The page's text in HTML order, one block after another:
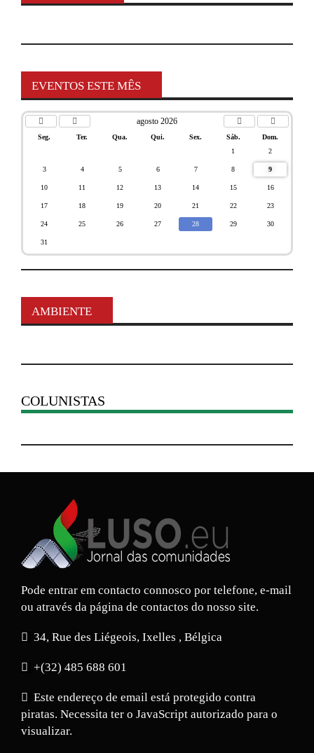
EVENTOS ESTE MÊS
agosto 2026
Seg. Ter. Qua. Qui. Sex. Sáb.
Dom.
1
2
3 4 5 6 7 8 9
10 11 12 13 14 15 16
17 18 19 20 21 22 23
24 25 26 27 28 29 30
31
AMBIENTE
COLUNISTAS
Pode entrar em contacto connosco por telefone, e-mail
ou através da página de contactos do nosso site.
34, Rue des Liégeois, Ixelles , Bélgica
+(32) 485 688 601
Este endereço de email está protegido contra
piratas. Necessita ter o JavaScript autorizado para o
visualizar.